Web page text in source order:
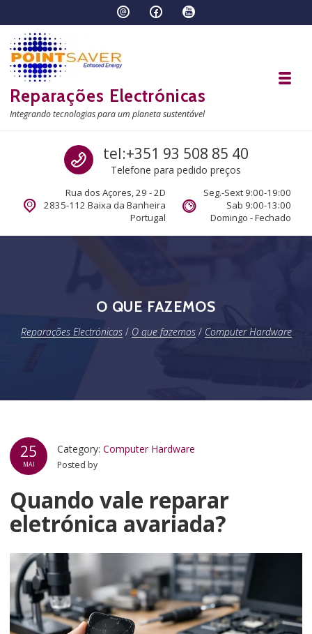
Reparações Electrónicas
Integrando tecnologias para um planeta sustentável
Call us
tel:+351 93 508 85 40
Telefone para pedido preços
Rua dos Açores, 29 - 2D
2835-112 Baixa da Banheira
Portugal
Seg.-Sext 9:00-19:00
Sab 9:00-13:00
Domingo - Fechado
O QUE FAZEMOS
Reparações Electrónicas/ O que fazemos/ Computer Hardware
25
MAI
Category:Computer Hardware
Posted by
Quando vale reparar
eletrónica avariada?